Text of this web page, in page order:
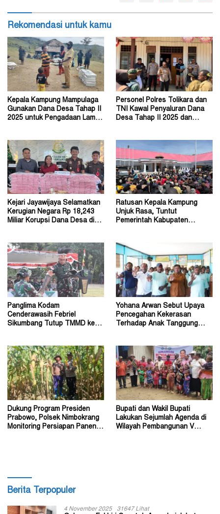
Rekomendasi untuk kamu
Kepala Kampung Mampulaga
Gunakan Dana Desa Tahap II
2025 untuk Pengadaan Lampu
Personel Polres Tolikara dan
TNI Kawal Penyaluran Dana
Desa Tahap II 2025 dan
Kejari Jayawijaya Selamatkan
Kerugian Negara Rp 18,243
Miliar Korupsi Dana Desa di
Ratusan Kepala Kampung
Unjuk Rasa, Tuntut
Pemerintah Kabupaten
Panglima Kodam
Cenderawasih Febriel
Sikumbang Tutup TMMD ke-
Yohana Arwan Sebut Upaya
Pencegahan Kekerasan
Terhadap Anak Tanggung
Dukung Program Presiden
Prabowo, Polsek Nimbokrang
Monitoring Persiapan Panen
Bupati dan Wakil Bupati
Lakukan Sejumlah Agenda di
Wilayah Pembangunan V
Berita Terpopuler
4 November 2025 31647 Lihat